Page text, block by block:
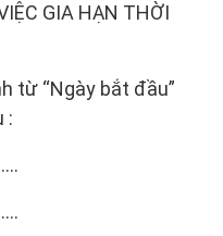
GIA HẠN THỜI
từ “Ngày bắt đầu”
: